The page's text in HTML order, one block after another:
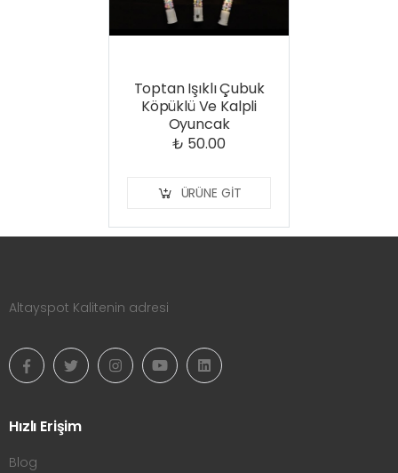
Toptan Işıklı Çubuk
Köpüklü Ve Kalpli
Oyuncak
₺ 50.00
ÜRÜNE GIT
Altayspot Kalitenin adresi
Hızlı Erişim
Blog